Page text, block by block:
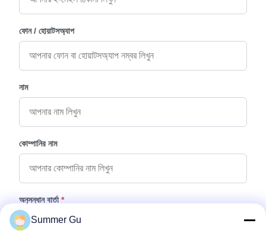
ফোন / হোয়াটসঅ্যাপ
নাম
কোম্পানির নাম
অনুসন্ধান বার্তা *
Summer Gu